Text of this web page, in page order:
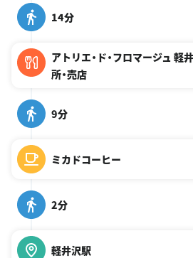
14分
アトリエ・ド・フロマージュ 軽
所・売店
9分
ミカドコーヒー
2分
軽井沢駅